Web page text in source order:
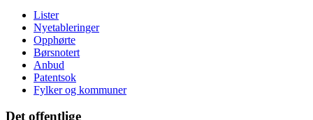
Lister
Nyetableringer
Opphørte
Børsnotert
Anbud
Patentsok
Fylker og kommuner
Det offentlige